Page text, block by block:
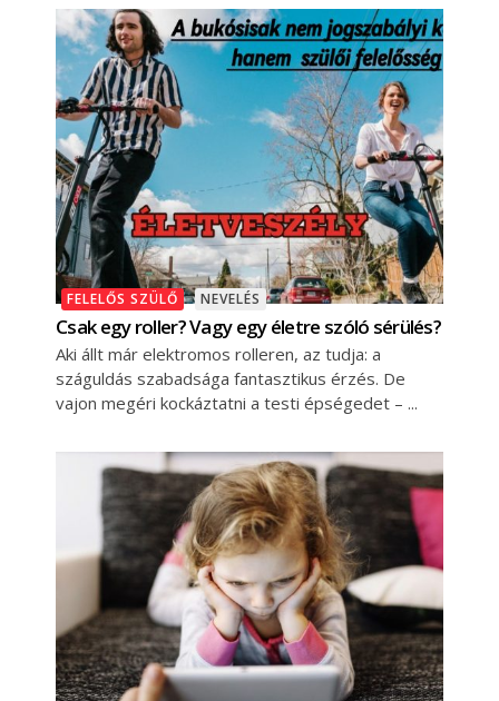
FELELŐS SZÜLŐ NEVELÉS
Csak egy roller? Vagy egy életre szóló sérülés?
Aki állt már elektromos rolleren, az tudja: a
száguldás szabadsága fantasztikus érzés. De
vajon megéri kockáztatni a testi épségedet –